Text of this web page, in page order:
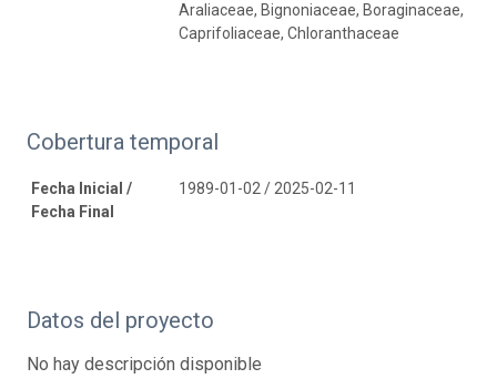
Araliaceae, Bignoniaceae, Boraginaceae,
Caprifoliaceae, Chloranthaceae
Cobertura temporal
Fecha Inicial /
Fecha Final
1989-01-02 / 2025-02-11
Datos del proyecto
No hay descripción disponible